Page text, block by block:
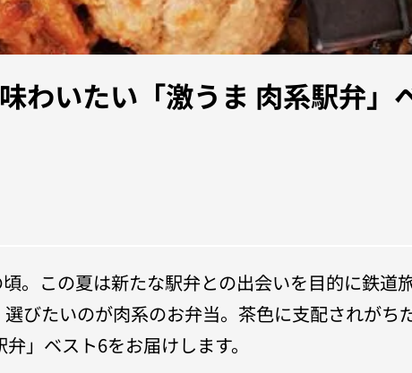
わいたい「激うま 肉系駅弁」
。この夏は新たな駅弁との出会いを目的に鉄道
びたいのが肉系のお弁当。茶色に支配されがち
」ベスト6をお届けします。